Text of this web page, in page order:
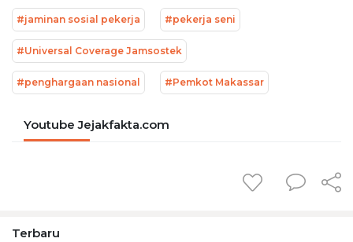
#jaminan sosial pekerja #pekerja seni
#Universal Coverage Jamsostek
#penghargaan nasional #Pemkot Makassar
Youtube Jejakfakta.com
Terbaru